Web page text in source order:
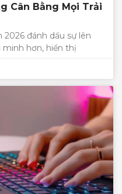
Cân Bằng Mọi Trải
đánh dấu sự lên
hơn, hiển thị